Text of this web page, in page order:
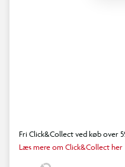
Fri Click&Collect ved køb over
Læs mere om Click&Collect her